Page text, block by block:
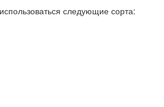
следующие сорта: